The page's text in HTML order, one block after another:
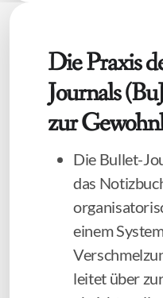
Die Praxis
Journals
zur
Die Bullet-
das
einem
leitet über